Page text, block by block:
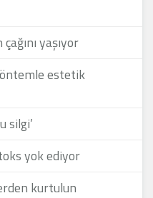
yaşıyor
estetik
silgi’
yok ediyor
kurtulun